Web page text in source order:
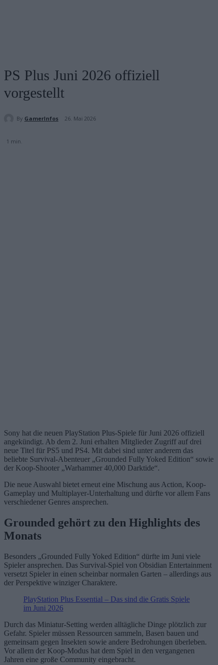
PS Plus Juni 2026 offiziell
vorgestellt
By GamerInfos 26. Mai 2026
1 min.
Sony hat die neuen PlayStation Plus-Spiele für Juni 2026 offiziell
angekündigt. Ab dem 2. Juni erhalten Mitglieder Zugriff auf drei
neue Titel für PS5 und PS4. Mit dabei sind unter anderem das
beliebte Survival-Abenteuer „Grounded Fully Yoked Edition“ sowie
der Koop-Shooter „Warhammer 40,000 Darktide“.
Die neue Auswahl bietet erneut eine Mischung aus Action, Koop-
Gameplay und Multiplayer-Unterhaltung und dürfte vor allem Fans
verschiedener Genres ansprechen.
Grounded gehört zu den Highlights des
Monats
Besonders „Grounded Fully Yoked Edition“ dürfte im Juni viele
Spieler ansprechen. Das Survival-Spiel von Obsidian Entertainment
versetzt Spieler in einen scheinbar normalen Garten – allerdings aus
der Perspektive winziger Charaktere.
PlayStation Plus Essential – Das sind die Gratis Spiele
im Juni 2026
Durch das Miniatur-Setting werden alltägliche Dinge plötzlich zur
Gefahr. Spieler müssen Ressourcen sammeln, Basen bauen und
gemeinsam gegen Insekten sowie andere Bedrohungen überleben.
Vor allem der Koop-Modus hat dem Spiel in den vergangenen
Jahren eine große Community eingebracht.